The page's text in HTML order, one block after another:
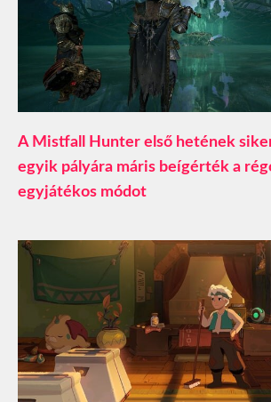
A Mistfall Hunter első hetének
egyik pályára máris beígérték a
egyjátékos módot